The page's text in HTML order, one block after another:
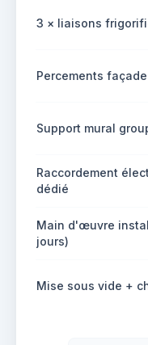
3 × liaisons
Percements
Support mural
Raccordement
dédié
Main d'œuvre
jours)
Mise sous vide +